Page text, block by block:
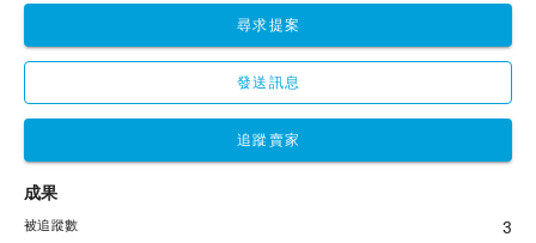
尋求提案
發送訊息
追蹤賣家
成果
被追蹤數 3